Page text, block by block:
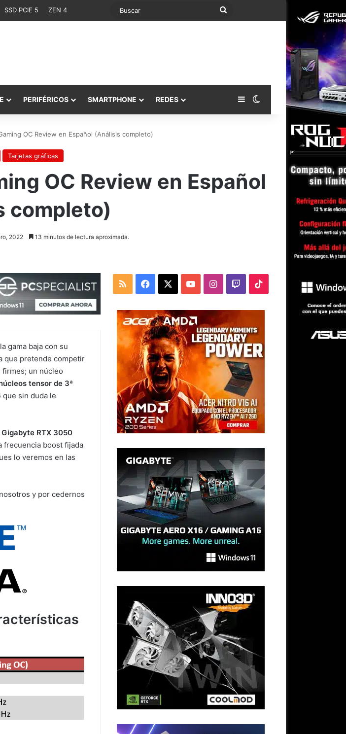
SSD PCIE 5 ZEN 4 Buscar
PERIFÉRICOS SMARTPHONE REDES Barra lateral
Switch skin
OC Review en Español (Análisis completo)
Tarjetas gráficas
OC Review en Español
completo)
2022 13 minutos de lectura aproximada.
gama baja con su
que pretende competir
firmes; un núcleo
tensor de 3ª
que sin duda le
Gigabyte RTX 3050
frecuencia boost fijada
lo veremos en las
y por cedernos
RSS Facebook YouTubeInstagram
TwitchTikTok